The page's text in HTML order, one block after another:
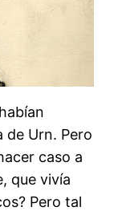
de Urn. Pero
caso a
que vivía
Pero tal